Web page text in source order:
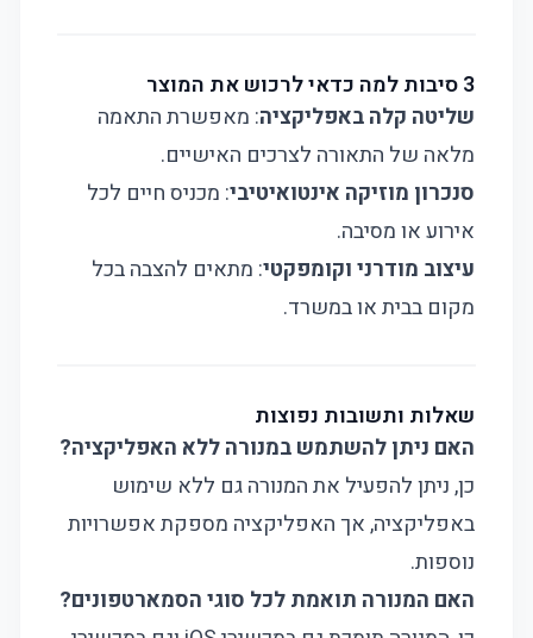
3 סיבות למה כדאי לרכוש את המוצר
שליטה קלה באפליקציה: מאפשרת התאמה
מלאה של התאורה לצרכים האישיים.
סנכרון מוזיקה אינטואיטיבי: מכניס חיים לכל
אירוע או מסיבה.
עיצוב מודרני וקומפקטי: מתאים להצבה בכל
מקום בבית או במשרד.
שאלות ותשובות נפוצות
האם ניתן להשתמש במנורה ללא האפליקציה?
כן, ניתן להפעיל את המנורה גם ללא שימוש
באפליקציה, אך האפליקציה מספקת אפשרויות
נוספות.
האם המנורה תואמת לכל סוגי הסמארטפונים?